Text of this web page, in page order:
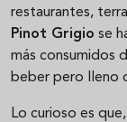
restaurantes,
Pinot Grigio se
más consumidos
beber pero lleno
Lo curioso es